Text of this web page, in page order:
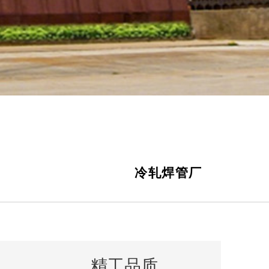
冷轧焊管厂